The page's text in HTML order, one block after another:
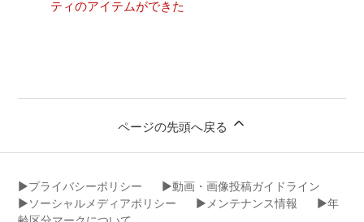
ティのアイテムができた
ページの先頭へ戻る
▶︎プライバシーポリシー
▶︎動画・画像投稿ガイドライン
▶︎ソーシャルメディアポリシー
▶︎メンテナンス情報
▶︎年